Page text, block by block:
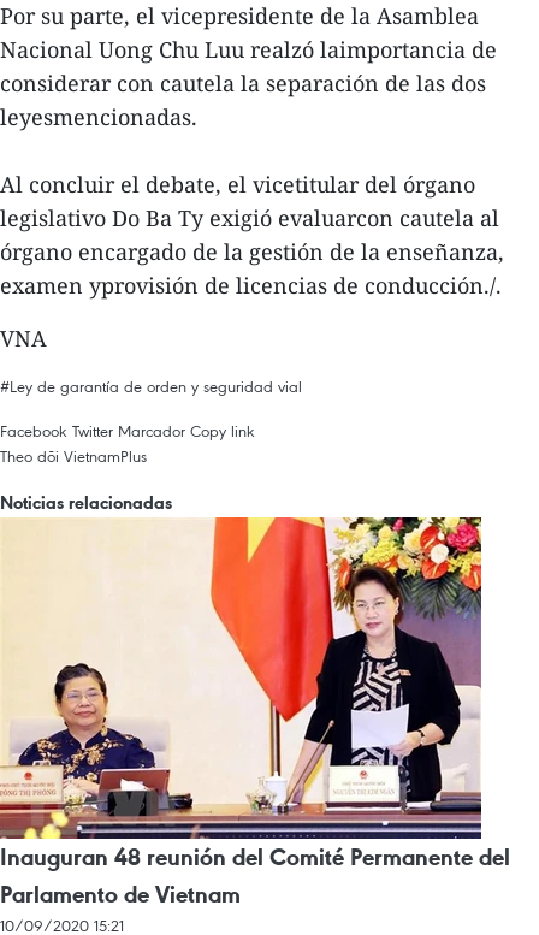
Por su parte, el vicepresidente de la Asamblea
Nacional Uong Chu Luu realzó laimportancia de
considerar con cautela la separación de las dos
leyesmencionadas.
Al concluir el debate, el vicetitular del órgano
legislativo Do Ba Ty exigió evaluarcon cautela al
órgano encargado de la gestión de la enseñanza,
examen yprovisión de licencias de conducción./.
VNA
#Ley de garantía de orden y seguridad vial
Facebook Twitter Marcador Copy link
Theo dõi VietnamPlus
Noticias relacionadas
Inauguran 48 reunión del Comité Permanente del
Parlamento de Vietnam
10/09/2020 15:21